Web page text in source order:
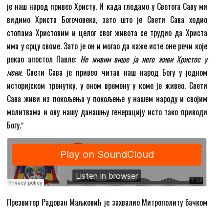
је наш народ привео Христу. И када гледамо у Светога Саву ми
видимо Христа Богочовека, зато што је Свети Сава ходио
стопама Христовим и целог свог живота се трудио да Христа
има у срцу своме. Зато је он и могао да каже исте оне речи које
рекао апостол Павле: Не живим више ја него живи Христос у
мени. Свети Сава је привео читав наш народ Богу у једном
историјском тренутку, у оном времену у коме је живео. Свети
Сава живи из покољења у покољење у нашем народу и својим
молитвама и ову нашу данашњу генерацију исто тако приводи
Богу.ˮ
Презвитер Радован Маљковић је захвалио Митрополиту бачком